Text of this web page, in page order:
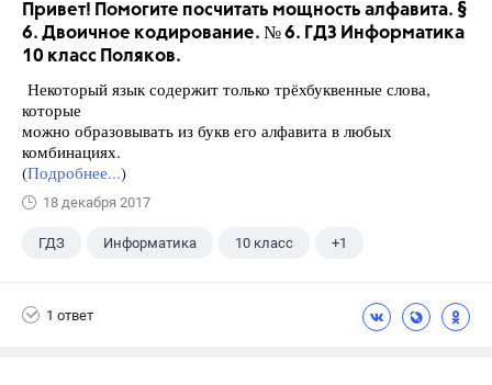
Привет! Помогите посчитать мощность алфавита. §
6. Двоичное кодирование. № 6. ГДЗ Информатика
10 класс Поляков.
Некоторый язык содержит только трёхбуквенные слова,
которые
можно образовывать из букв его алфавита в любых
комбинациях.
(Подробнее...)
18 декабря 2017
ГДЗ Информатика 10 класс +1
1 ответ